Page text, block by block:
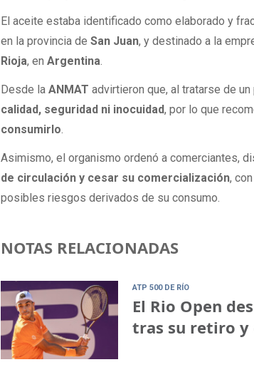
El aceite estaba identificado como elaborado y
en la provincia deSan Juan, y destinado a la
Rioja, enArgentina.
Desde laANMAT advirtieron que, al tratarse de
calidad, seguridad ni inocuidad, por lo que
consumirlo.
Asimismo, el organismo ordenó a comerciantes,
de circulación y cesar su comercialización,
posibles riesgos derivados de su consumo.
NOTAS RELACIONADAS
ATP 500 DE RÍO
El Rio Open
tras su retiro y